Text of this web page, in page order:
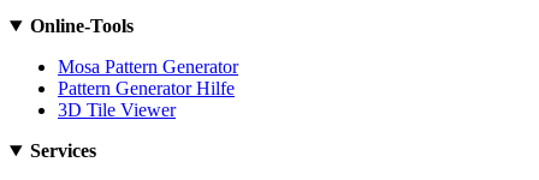
Online-Tools
Mosa Pattern Generator
Pattern Generator Hilfe
3D Tile Viewer
Services